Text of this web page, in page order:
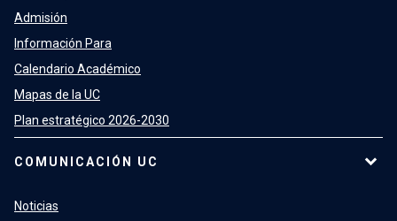
Admisión
Información Para
Calendario Académico
Mapas de la UC
Plan estratégico 2026-2030
COMUNICACIÓN UC
Noticias